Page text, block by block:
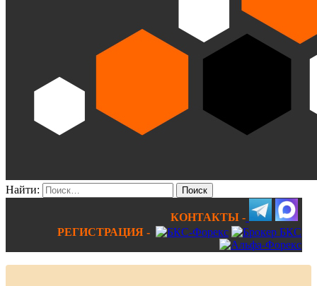
Найти:
КОНТАКТЫ -
РЕГИСТРАЦИЯ -